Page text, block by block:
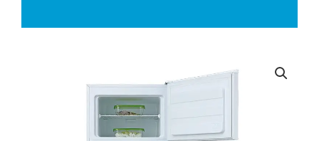
prix
était :
prix
actuel
est :